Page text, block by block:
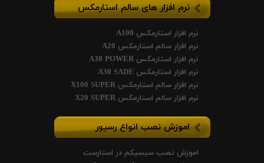
نرم افزار های سالم استارمکس
نرم افزار استارمکس A100
نرم افزار سالم استارمکس A20
نرم افزار استارمکس A30 POWER
نرم افزار استارمکس A30 SADE
نرم افزار سالم استارمکس X100 SUPER
نرم افزار سالم استارمکس X20 SUPER
اموزش نصب انواع رسیور
اموزش نصب سیسیکم در استارست